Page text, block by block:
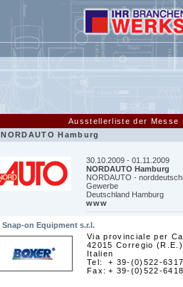
Ausstellerliste der Messe
NORDAUTO Hamburg
30.10.2009 - 01.11.2009
NORDAUTO Hamburg
NORDAUTO -
Gewerbe
Deutschland Hamburg
www
Snap-on Equipment s.r.l.
Via provinciale per
42015 Corregio (R.E.)
Italien
Tel:
Fax:
+ 39-(0)522-
+ 39-(0)522-